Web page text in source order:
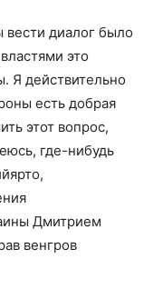
диалог было
это
Я действительно
есть добрая
этот вопрос,
где-нибудь
Дмитрием
венгров